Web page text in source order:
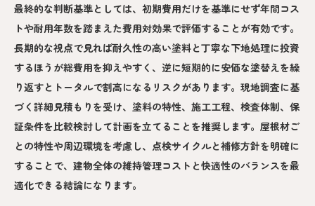
最終的な判断基準としては、初期費用だけを基準にせず年間コス
トや耐用年数を踏まえた費用対効果で評価することが有効です。
長期的な視点で見れば耐久性の高い塗料と丁寧な下地処理に投資
するほうが総費用を抑えやすく、逆に短期的に安価な塗替えを繰
り返すとトータルで割高になるリスクがあります。現地調査に基
づく詳細見積もりを受け、塗料の特性、施工工程、検査体制、保
証条件を比較検討して計画を立てることを推奨します。屋根材ご
との特性や周辺環境を考慮し、点検サイクルと補修方針を明確に
することで、建物全体の維持管理コストと快適性のバランスを最
適化できる結論になります。